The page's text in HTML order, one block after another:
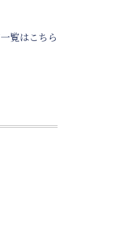
覧はこちら